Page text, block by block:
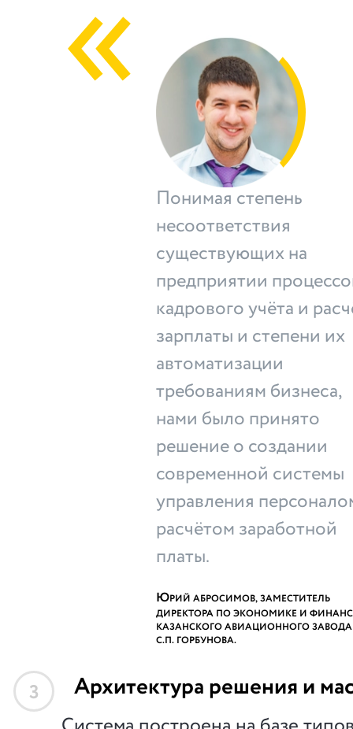
Понимая степень
несоответствия
существующих на
предприятии
кадрового учёта и
зарплаты и степени их
автоматизации
требованиям бизнеса,
нами было принято
решение о создании
современной системы
управления
расчётом заработной
платы.
ЮРИЙ АБРОСИМОВ, ЗАМЕСТИТЕЛЬ
ДИРЕКТОРА ПО ЭКОНОМИКЕ И
КАЗАНСКОГО АВИАЦИОННОГО
С.П. ГОРБУНОВА.
3 Архитектура решения и